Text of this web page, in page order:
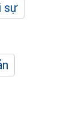
sự